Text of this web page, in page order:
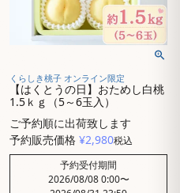
くらしき桃子 オンライン限定
【はくとうの日】おためし白桃
1.5ｋｇ（5～6玉入）
ご予約順に出荷致します
予約販売価格 ¥2,980税込
予約受付期間
2026/08/08 0:00〜